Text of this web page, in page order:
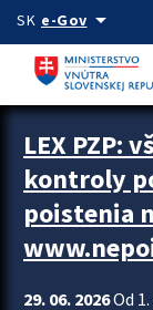
Preskocit na hlavný
SK e-Govarrow_drop_down
Zastavit automatický
LEX PZP:
kontroly
poistenia
29. 06. 2026Od